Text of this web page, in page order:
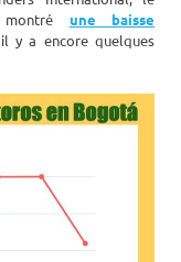
une baisse
y a encore quelques